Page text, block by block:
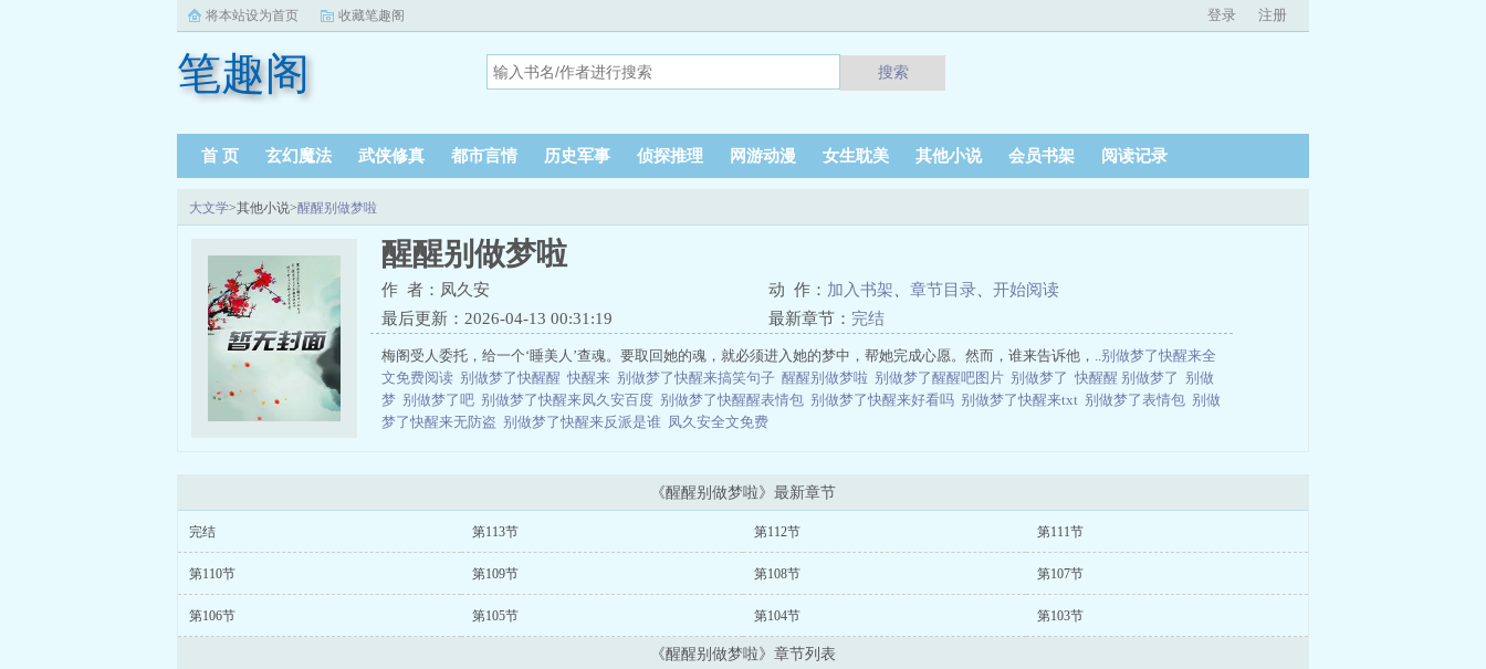
将本站设为首页 收藏笔趣阁 登录 注册
笔趣阁 搜索
首 页 玄幻魔法 武侠修真 都市言情 历史军事 侦探推理 网游动漫 女生耽美 其他小说 会员书架 阅读记录
大文学>其他小说>醒醒别做梦啦
醒醒别做梦啦
作 者：凤久安 动 作： 加入书架 章节目录
开始阅读
最后更新：2026-04-13 00:31:19
最新章节： 完结
梅阁受人委托，给一个‘睡美人’查魂。要取回她的魂，就必须进入她的梦中，帮她完成心愿。然而，谁来告诉他，..别做梦了快醒来全
文免费阅读 别做梦了快醒醒 快醒来 别做梦了快醒来搞笑句子 醒醒别做梦啦 别做梦了醒醒吧图片 别做梦了 快醒醒 别做梦了 别做
梦 别做梦了吧 别做梦了快醒来凤久安百度 别做梦了快醒醒表情包 别做梦了快醒来好看吗 别做梦了快醒来txt 别做梦了表情包 别做
梦了快醒来无防盗 别做梦了快醒来反派是谁 凤久安全文免费
《醒醒别做梦啦》最新章节
完结 第113节 第112节 第111节
第110节 第109节 第108节 第107节
第106节 第105节 第104节 第103节
《醒醒别做梦啦》章节列表